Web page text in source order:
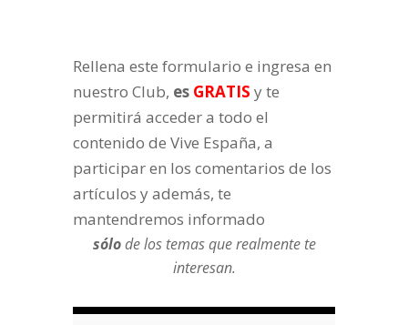
Rellena este formulario e ingresa en
nuestro Club, es GRATIS y te
permitirá acceder a todo el
contenido de Vive España, a
participar en los comentarios de los
artículos y además, te
mantendremos informado
sólode los temas que realmente te
interesan.